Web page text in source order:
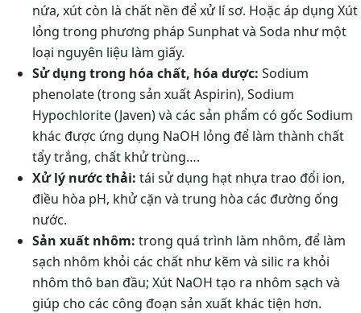
nứa, xút còn là chất nền để xử lí sơ. Hoặc áp dụng Xút
lỏng trong phương pháp Sunphat và Soda như một
loại nguyên liệu làm giấy.
Sử dụng trong hóa chất, hóa dược: Sodium
phenolate (trong sản xuất Aspirin), Sodium
Hypochlorite (Javen) và các sản phẩm có gốc Sodium
khác được ứng dụng NaOH lỏng để làm thành chất
tẩy trắng, chất khử trùng….
Xử lý nước thải: tái sử dụng hạt nhựa trao đổi ion,
điều hòa pH, khử cặn và trung hòa các đường ống
nước.
Sản xuất nhôm: trong quá trình làm nhôm, để làm
sạch nhôm khỏi các chất như kẽm và silic ra khỏi
nhôm thô ban đầu; Xút NaOH tạo ra nhôm sạch và
giúp cho các công đoạn sản xuất khác tiện hơn.